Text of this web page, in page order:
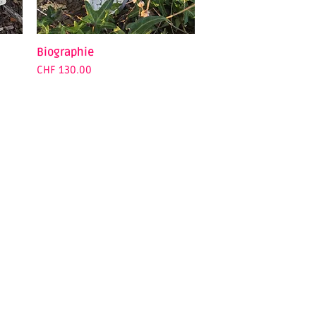
Quick View
Biographie
Price
CHF 130.00